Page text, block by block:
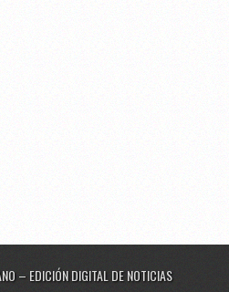
– EDICIÓN DIGITAL DE NOTICIAS